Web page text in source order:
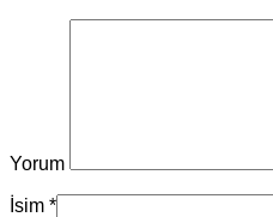
Yorum
İsim *